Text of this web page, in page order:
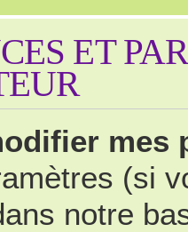
ET
mes
(si
notre